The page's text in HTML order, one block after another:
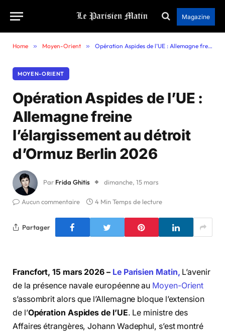
Magazine
Home » Moyen-Orient » Opération Aspides de l’UE : Allemagne freine l’élargissement au détroit d’Ormuz Berlin 2026
MOYEN-ORIENT
Opération Aspides de l’UE :
Allemagne freine
l’élargissement au détroit
d’Ormuz Berlin 2026
Par Frida Ghitis dimanche, 15 mars
Aucun commentaire 4 Min Temps de lecture
Partager
Francfort, 15 mars 2026 – Le Parisien Matin, L’avenir
de la présence navale européenne au Moyen-Orient
s’assombrit alors que l’Allemagne bloque l’extension
de l’Opération Aspides de l’UE. Le ministre des
Affaires étrangères, Johann Wadephul, s’est montré